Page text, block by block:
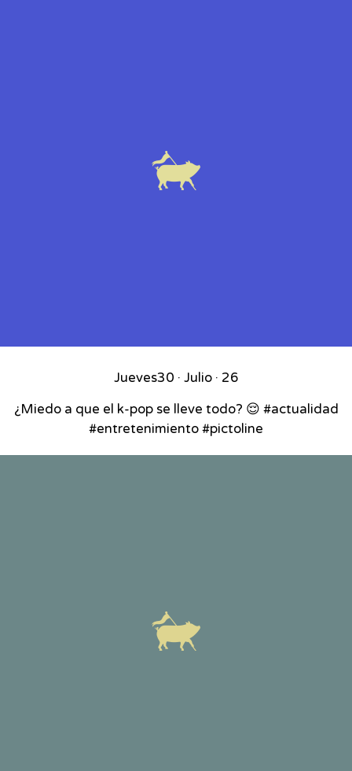
Jueves30 · Julio · 26
¿Miedo a que el k-pop se lleve todo? 😌 #actualidad
#entretenimiento #pictoline